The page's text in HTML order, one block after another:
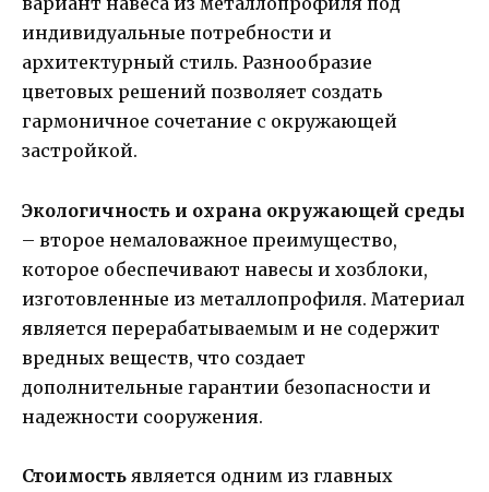
индивидуальные потребности и
архитектурный стиль. Разнообразие
цветовых решений позволяет создать
гармоничное сочетание с окружающей
застройкой.
Экологичность и охрана окружающей среды
– второе немаловажное преимущество,
которое обеспечивают навесы и хозблоки,
изготовленные из металлопрофиля. Материал
является перерабатываемым и не содержит
вредных веществ, что создает
дополнительные гарантии безопасности и
надежности сооружения.
Стоимость является одним из главных